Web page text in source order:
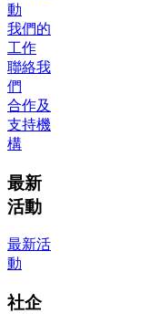
動
我們的
工作
聯絡我
們
合作及
支持機
構
最新
活動
最新活
動
社企